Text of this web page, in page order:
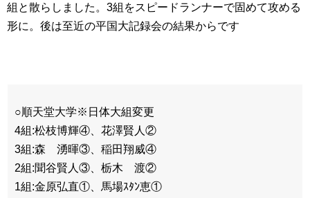
組と散らしました。3組をスピードランナーで固めて攻める
形に。後は至近の平国大記録会の結果からです
○順天堂大学※日体大組変更
4組:松枝博輝④、花澤賢人②
3組:森 湧暉③、稲田翔威④
2組:聞谷賢人③、栃木 渡②
1組:金原弘直①、馬場ｽﾀﾝ恵①